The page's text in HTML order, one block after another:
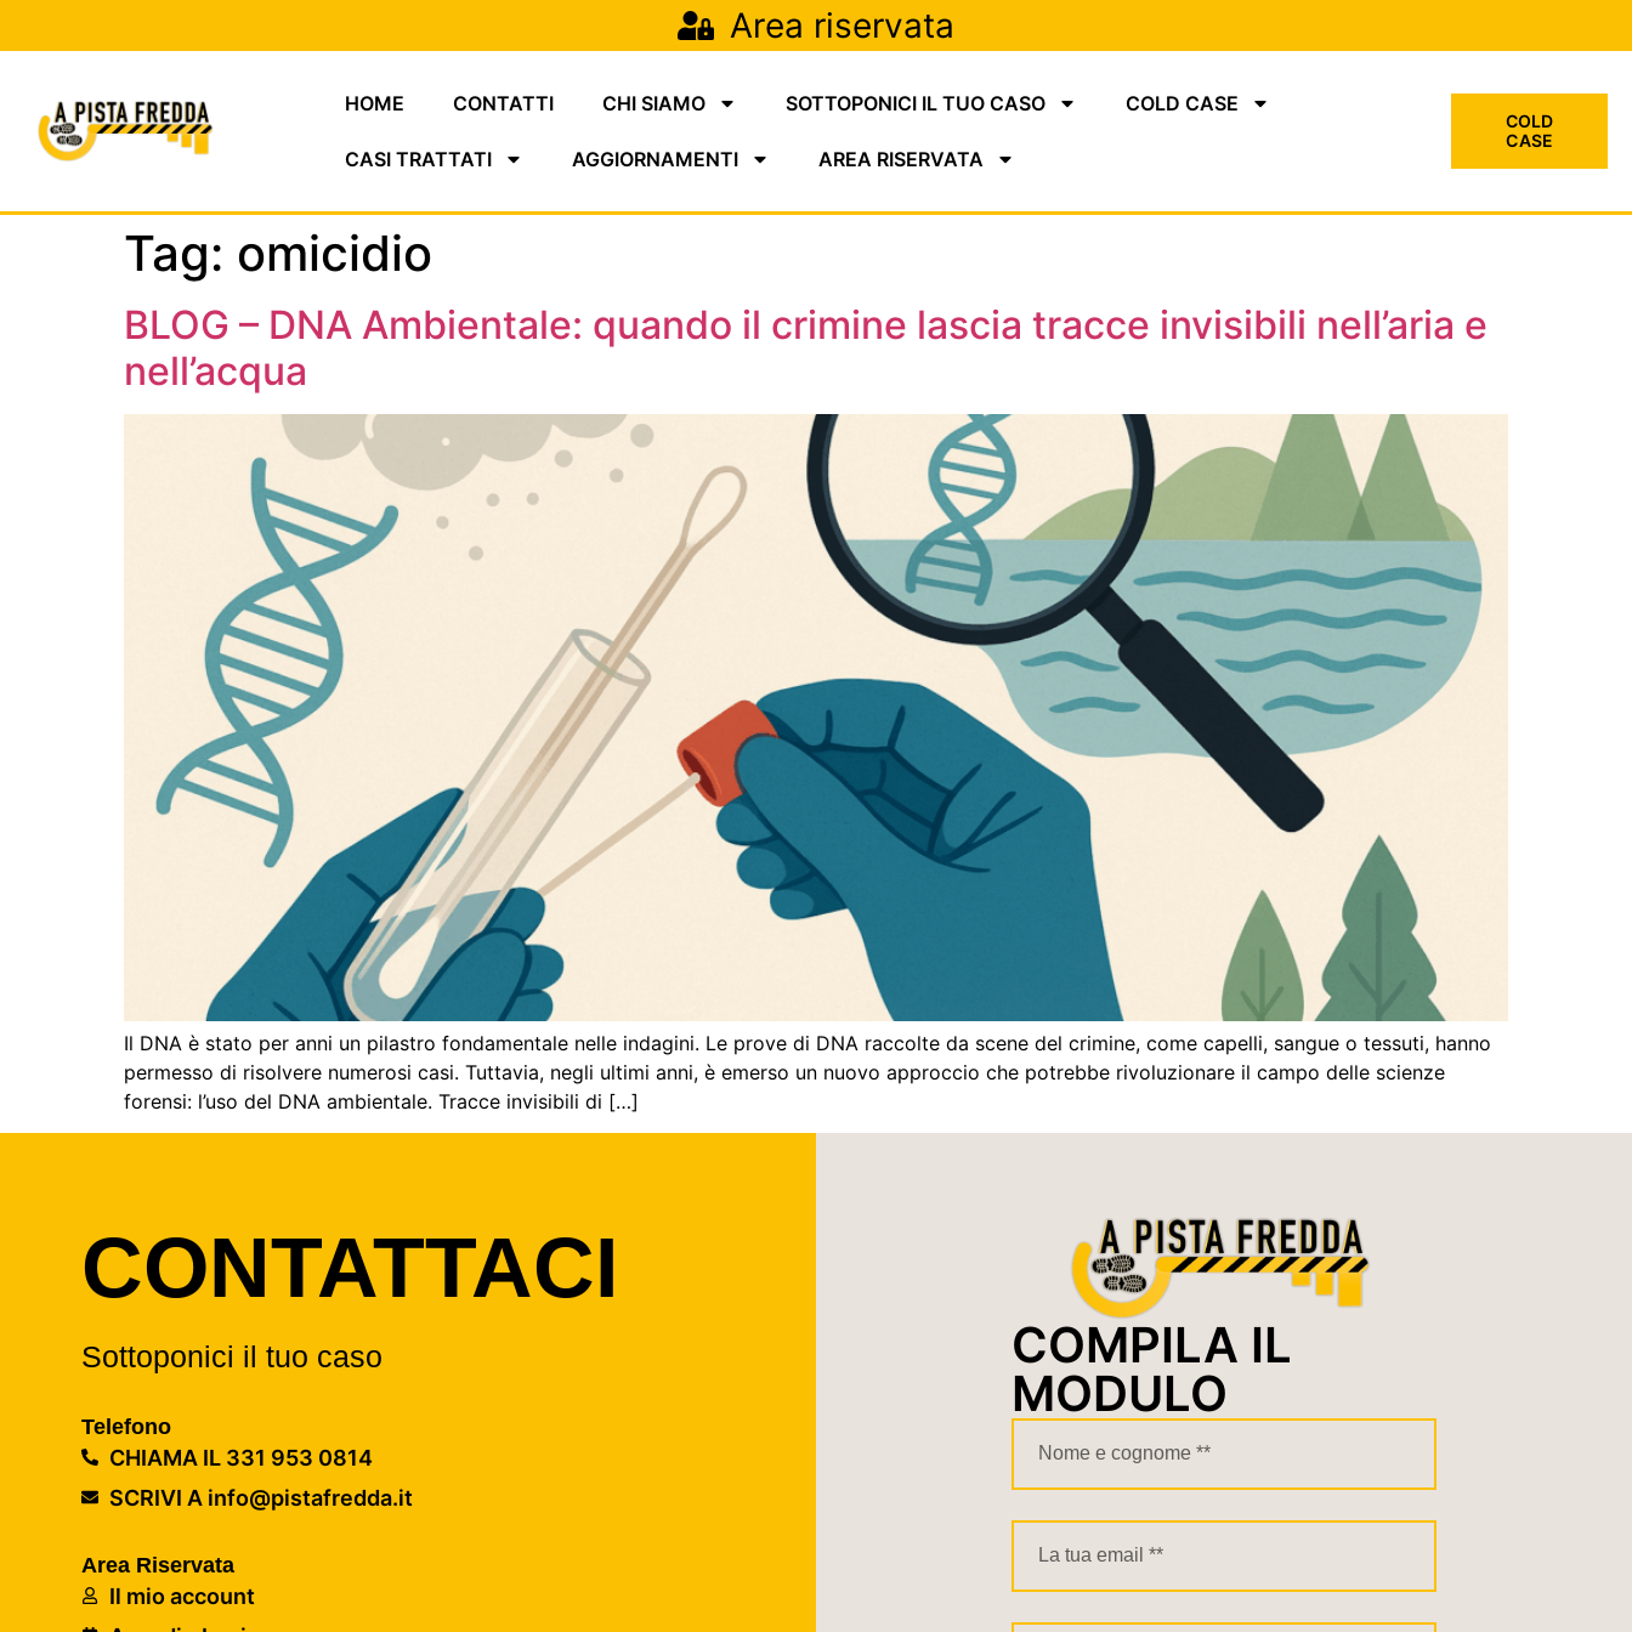
Area riservata
HOME CONTATTI CHI SIAMO SOTTOPONICI IL TUO CASO COLD CASE
CASI TRATTATI AGGIORNAMENTI AREA RISERVATA
COLD
CASE
Tag: omicidio
BLOG – DNA Ambientale: quando il crimine lascia tracce invisibili nell’aria e
nell’acqua
Il DNA è stato per anni un pilastro fondamentale nelle indagini. Le prove di DNA raccolte da scene del crimine, come capelli, sangue o tessuti, hanno
permesso di risolvere numerosi casi. Tuttavia, negli ultimi anni, è emerso un nuovo approccio che potrebbe rivoluzionare il campo delle scienze
forensi: l’uso del DNA ambientale. Tracce invisibili di […]
CONTATTACI
Sottoponici il tuo caso
Telefono
CHIAMA IL 331 953 0814
SCRIVI A info@pistafredda.it
Area Riservata
Il mio account
COMPILA IL
MODULO